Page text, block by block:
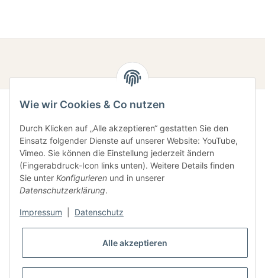
Gesetzliche Informationen
Informationen
Wie wir Cookies & Co nutzen
Durch Klicken auf „Alle akzeptieren“ gestatten Sie den
Einsatz folgender Dienste auf unserer Website: YouTube,
Vimeo. Sie können die Einstellung jederzeit ändern
(Fingerabdruck-Icon links unten). Weitere Details finden
Sie unter Konfigurieren und in unserer
Datenschutzerklärung.
Impressum Datenschutz
Alle akzeptieren